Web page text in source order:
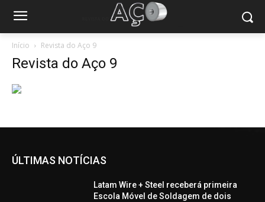
Início Revista do Aço 9
Revista do Aço 9
ÚLTIMAS NOTÍCIAS
Latam Wire + Steel receberá primeira
Escola Móvel de Soldagem de dois